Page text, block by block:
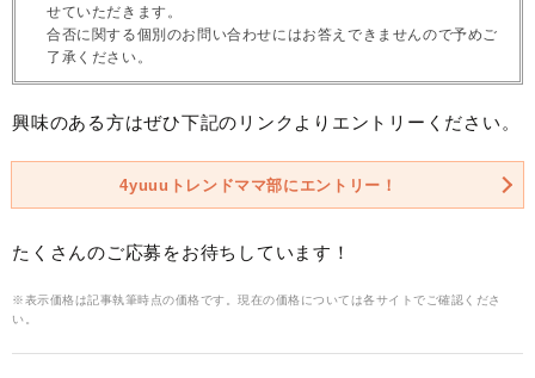
せていただきます。
合否に関する個別のお問い合わせにはお答えできませんので予めご
了承ください。
興味のある方はぜひ下記のリンクよりエントリーください。
4yuuuトレンドママ部にエントリー！
たくさんのご応募をお待ちしています！
※表示価格は記事執筆時点の価格です。現在の価格については各サイトでご確認くださ
い。